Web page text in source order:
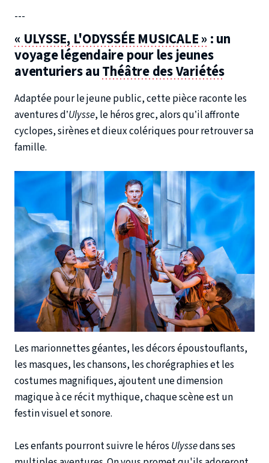
---
« ULYSSE, L'ODYSSÉE MUSICALE » : un
voyage légendaire pour les jeunes
aventuriers auThéâtre des Variétés
Adaptée pour le jeune public, cette pièce raconte les
aventures d’Ulysse, le héros grec, alors qu’il affronte
cyclopes, sirènes et dieux colériques pour retrouver sa
famille.
Les marionnettes géantes, les décors époustouflants,
les masques, les chansons, les chorégraphies et les
costumes magnifiques, ajoutent une dimension
magique à ce récit mythique, chaque scène est un
festin visuel et sonore.
Les enfants pourront suivre le héros Ulyssedans ses